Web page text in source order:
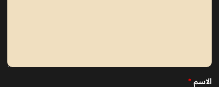
الاسم *